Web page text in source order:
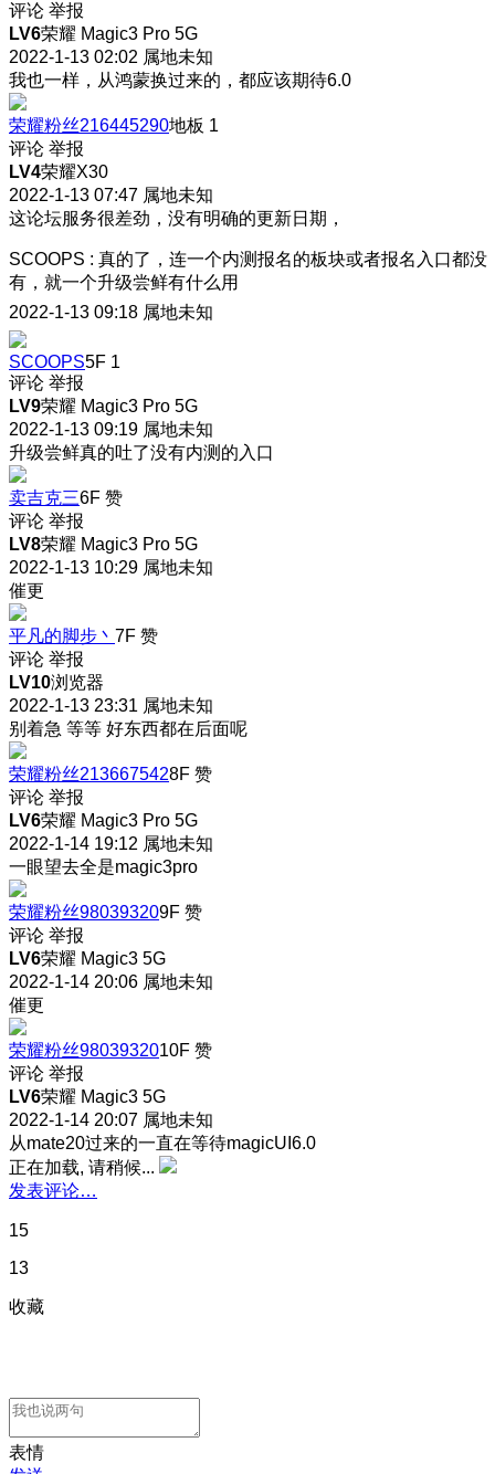
评论 举报
LV6荣耀 Magic3 Pro 5G
2022-1-13 02:02 属地未知
我也一样，从鸿蒙换过来的，都应该期待6.0
荣耀粉丝216445290地板 1
评论 举报
LV4荣耀X30
2022-1-13 07:47 属地未知
这论坛服务很差劲，没有明确的更新日期，
SCOOPS : 真的了，连一个内测报名的板块或者报名入口都没
有，就一个升级尝鲜有什么用
2022-1-13 09:18 属地未知
SCOOPS5F 1
评论 举报
LV9荣耀 Magic3 Pro 5G
2022-1-13 09:19 属地未知
升级尝鲜真的吐了没有内测的入口
卖吉克三6F 赞
评论 举报
LV8荣耀 Magic3 Pro 5G
2022-1-13 10:29 属地未知
催更
平凡的脚步丶 7F 赞
评论 举报
LV10浏览器
2022-1-13 23:31 属地未知
别着急 等等 好东西都在后面呢
荣耀粉丝2136675428F 赞
评论 举报
LV6荣耀 Magic3 Pro 5G
2022-1-14 19:12 属地未知
一眼望去全是magic3pro
荣耀粉丝980393209F 赞
评论 举报
LV6荣耀 Magic3 5G
2022-1-14 20:06 属地未知
催更
荣耀粉丝9803932010F 赞
评论 举报
LV6荣耀 Magic3 5G
2022-1-14 20:07 属地未知
从mate20过来的一直在等待magicUI6.0
正在加载, 请稍候...
发表评论…
15
13
收藏
表情